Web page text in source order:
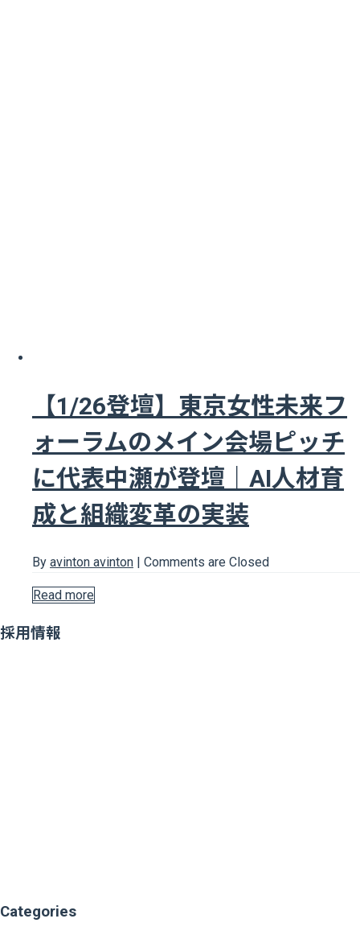
【1/26登壇】東京女性未来フ
ォーラムのメイン会場ピッチ
に代表中瀬が登壇｜AI人材育
成と組織変革の実装
By avinton avinton | Comments are Closed
Read more
採用情報
Categories